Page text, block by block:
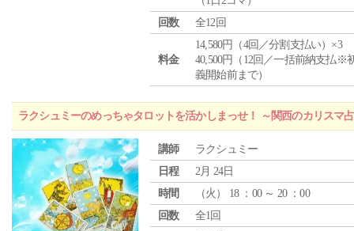
回数
全12回
料金
14,580円（4回／分割支払い）×3
40,500円（12回／一括前納支払※
義開始前まで）
ラクシュミーのめっちゃタロットを活かしまっせ！ ～関西のカリスマ
講師
ラクシュミー
日程
2月 24日
時間
（火 ） 18 ：00 ～ 20 ：00
回数
全1回